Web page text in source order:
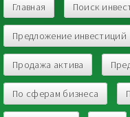
Главная Поиск
Предложение инвестиций
Продажа актива
По сферам бизнеса